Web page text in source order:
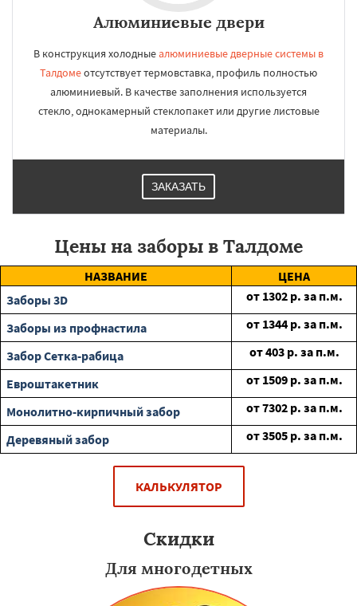
Алюминиевые двери
В конструкция холодныеалюминиевые дверные системы в
Талдомеотсутствует термовставка, профиль полностью
алюминиевый. В качестве заполнения используется
стекло, однокамерный стеклопакет или другие листовые
материалы.
ЗАКАЗАТЬ
Цены на заборы в Талдоме
НАЗВАНИЕ
ЦЕНА
Заборы 3D
от 1302 р. за п.м.
Заборы из профнастила
от 1344 р. за п.м.
Забор Сетка-рабица
от403 р. за п.м.
Евроштакетник
от 1509 р. за п.м.
Монолитно-кирпичный забор
от7302 р. за п.м.
Деревяный забор
от3505 р. за п.м.
КАЛЬКУЛЯТОР
Скидки
Для многодетных